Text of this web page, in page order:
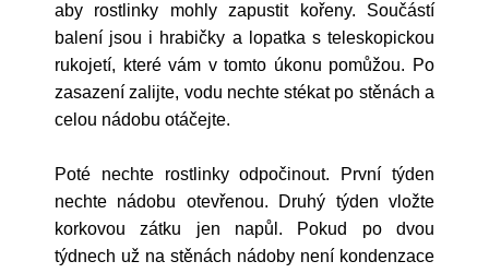
aby rostlinky mohly zapustit kořeny. Součástí
balení jsou i hrabičky a lopatka s teleskopickou
rukojetí, které vám v tomto úkonu pomůžou. Po
zasazení zalijte, vodu nechte stékat po stěnách a
celou nádobu otáčejte.
Poté nechte rostlinky odpočinout. První týden
nechte nádobu otevřenou. Druhý týden vložte
korkovou zátku jen napůl. Pokud po dvou
týdnech už na stěnách nádoby není kondenzace